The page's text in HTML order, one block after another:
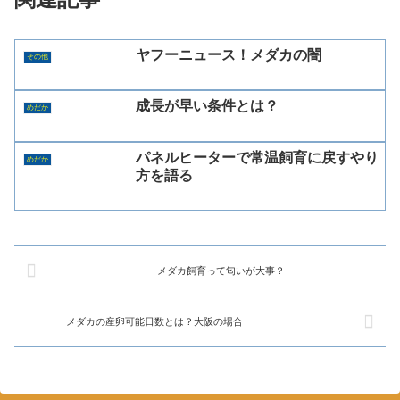
その他 ヤフーニュース！メダカの闇
めだか 成長が早い条件とは？
めだか
パネルヒーターで常温飼育に戻すやり
方を語る
メダカ飼育って匂いが大事？
メダカの産卵可能日数とは？大阪の場合